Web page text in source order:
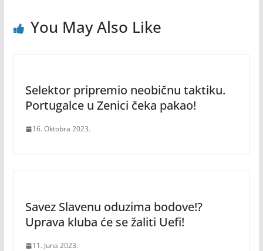
You May Also Like
Selektor pripremio neobičnu taktiku.
Portugalce u Zenici čeka pakao!
16. Oktobra 2023.
Savez Slavenu oduzima bodove!?
Uprava kluba će se žaliti Uefi!
11. Juna 2023.